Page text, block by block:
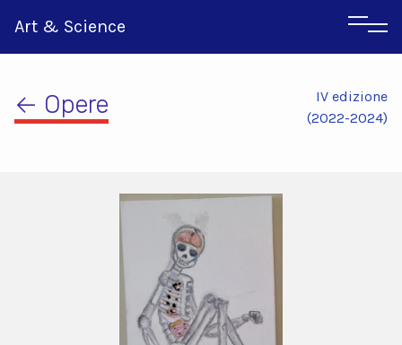
Art & Science
Inglese
Greco
← Opere
IV edizione
(2022-2024)